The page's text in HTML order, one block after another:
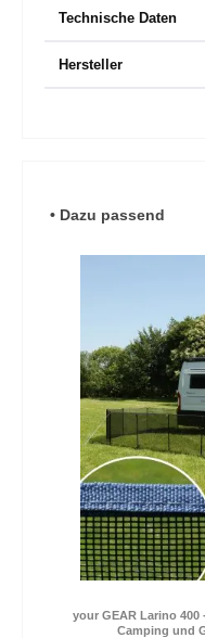
Technische Daten
Hersteller
Produktgalerie
• Dazu passend
your GEAR Larino
Camping und